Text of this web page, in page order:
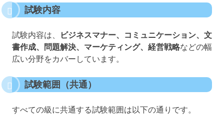
試験内容
試験内容は、
ビジネスマナー、コミュニケーション、文
書作成、問題解決、マーケティング、経営戦略などの幅
広い分野をカバーしています。
試験範囲（共通）
すべての級に共通する試験範囲は以下の通りです。